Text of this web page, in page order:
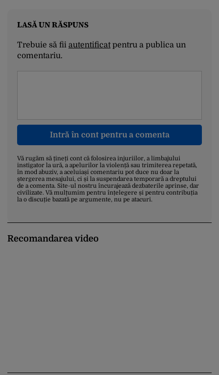
LASĂ UN RĂSPUNS
Trebuie să fii autentificatpentru a publica un
comentariu.
Intră în cont pentru a comenta
Vă rugăm să țineți cont că folosirea injuriilor, a limbajului
instigator la ură, a apelurilor la violență sau trimiterea repetată,
în mod abuziv, a aceluiași comentariu pot duce nu doar la
ștergerea mesajului, ci și la suspendarea temporară a dreptului
de a comenta. Site-ul nostru încurajează dezbaterile aprinse, dar
civilizate. Vă mulțumim pentru înțelegere și pentru contribuția
la o discuție bazată pe argumente, nu pe atacuri.
Recomandarea video